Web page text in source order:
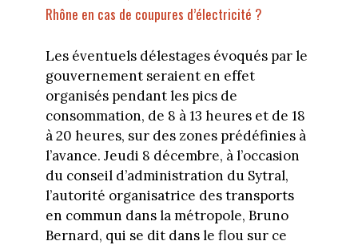
Rhône en cas de coupures d’électricité ?
Les éventuels délestages évoqués par le
gouvernement seraient en effet
organisés pendant les pics de
consommation, de 8 à 13 heures et de 18
à 20 heures, sur des zones prédéfinies à
l’avance. Jeudi 8 décembre, à l’occasion
du conseil d’administration du Sytral,
l’autorité organisatrice des transports
en commun dans la métropole, Bruno
Bernard, qui se dit dans le flou sur ce